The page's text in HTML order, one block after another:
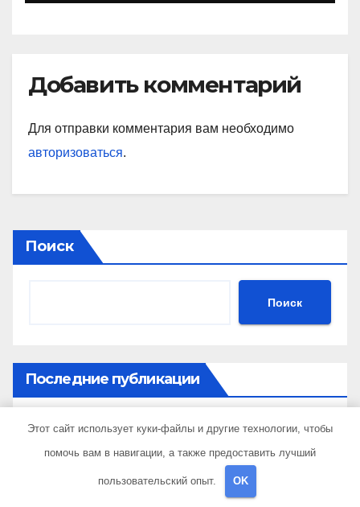
Добавить комментарий
Для отправки комментария вам необходимо
авторизоваться.
Поиск
Поиск
Последние публикации
Как организована доставка букетов: от
Этот сайт использует куки-файлы и другие технологии, чтобы
помочь вам в навигации, а также предоставить лучший
пользовательский опыт. OK